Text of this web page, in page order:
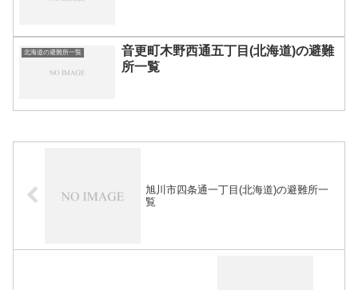
北海道の避難所一覧
音更町木野西通五丁目(北海道)の避難
所一覧
旭川市四条通一丁目(北海道)の避難所一
覧